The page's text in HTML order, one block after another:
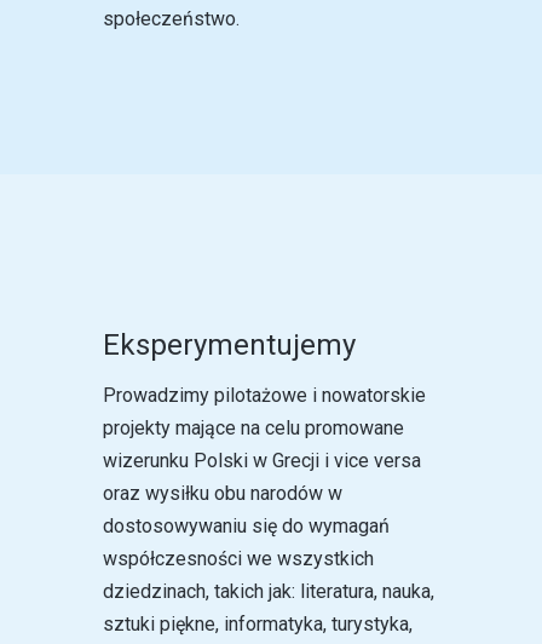
społeczeństwo.
Eksperymentujemy
Prowadzimy pilotażowe i nowatorskie
projekty mające na celu promowane
wizerunku Polski w Grecji i vice versa
oraz wysiłku obu narodów w
dostosowywaniu się do wymagań
współczesności we wszystkich
dziedzinach, takich jak: literatura, nauka,
sztuki piękne, informatyka, turystyka,